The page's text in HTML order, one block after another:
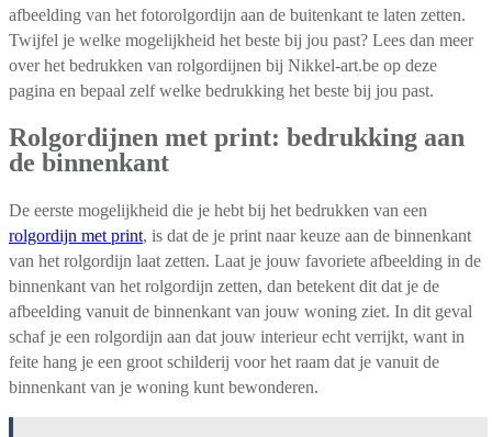
afbeelding van het fotorolgordijn aan de buitenkant te laten zetten.
Twijfel je welke mogelijkheid het beste bij jou past? Lees dan meer
over het bedrukken van rolgordijnen bij Nikkel-art.be op deze
pagina en bepaal zelf welke bedrukking het beste bij jou past.
Rolgordijnen met print: bedrukking aan
de binnenkant
De eerste mogelijkheid die je hebt bij het bedrukken van een
rolgordijn met print, is dat de je print naar keuze aan de binnenkant
van het rolgordijn laat zetten. Laat je jouw favoriete afbeelding in de
binnenkant van het rolgordijn zetten, dan betekent dit dat je de
afbeelding vanuit de binnenkant van jouw woning ziet. In dit geval
schaf je een rolgordijn aan dat jouw interieur echt verrijkt, want in
feite hang je een groot schilderij voor het raam dat je vanuit de
binnenkant van je woning kunt bewonderen.